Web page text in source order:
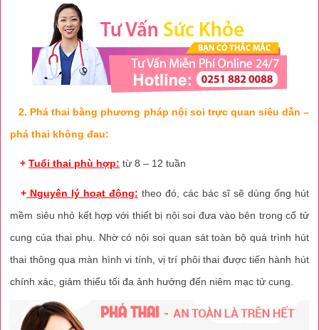
2. Phá thai bằng phương pháp nội soi trực quan siêu dẫn –
phá thai không đau:
+Tuổi thai phù hợp: từ 8 – 12 tuần
+ Nguyên lý hoạt động: theo đó, các bác sĩ sẽ dùng ống hút
mềm siêu nhỏ kết hợp với thiết bị nội soi đưa vào bên trong cổ tử
cung của thai phụ. Nhờ có nội soi quan sát toàn bộ quá trình hút
thai thông qua màn hình vi tính, vị trí phôi thai được tiến hành hút
chính xác, giảm thiểu tối đa ảnh hưởng đến niêm mạc tử cung.